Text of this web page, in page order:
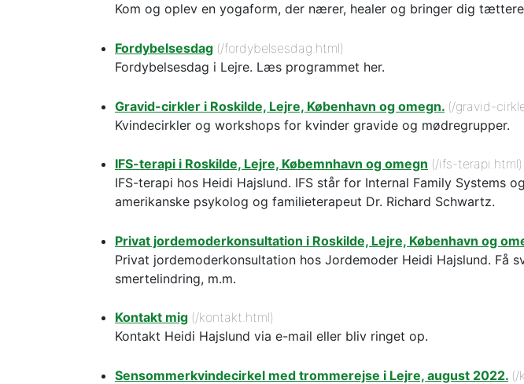
Kom og oplev en yogaform, der nærer, healer og bringer dig
Fordybelsesdag (/fordybelsesdag.html)
Fordybelsesdag i Lejre. Læs programmet her.
Gravid-cirkler i Roskilde, Lejre, København og omegn. (/gravid-
Kvindecirkler og workshops for kvinder gravide og mødregrupper.
IFS-terapi i Roskilde, Lejre, Købemnhavn og omegn (/ifs-terapi.html)
IFS-terapi hos Heidi Hajslund. IFS står for Internal Family Systems
amerikanske psykolog og familieterapeut Dr. Richard Schwartz.
Privat jordemoderkonsultation i Roskilde, Lejre, København og
Privat jordemoderkonsultation hos Jordemoder Heidi Hajslund. Få
smertelindring, m.m.
Kontakt mig (/kontakt.html)
Kontakt Heidi Hajslund via e-mail eller bliv ringet op.
Sensommerkvindecirkel med trommerejse i Lejre, august 2022. (/